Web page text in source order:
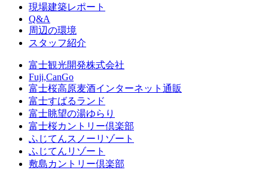
現場建築レポート
Q&A
周辺の環境
スタッフ紹介
富士観光開発株式会社
Fuji,CanGo
富士桜高原麦酒インターネット通販
富士すばるランド
富士眺望の湯ゆらり
富士桜カントリー倶楽部
ふじてんスノーリゾート
ふじてんリゾート
敷島カントリー倶楽部